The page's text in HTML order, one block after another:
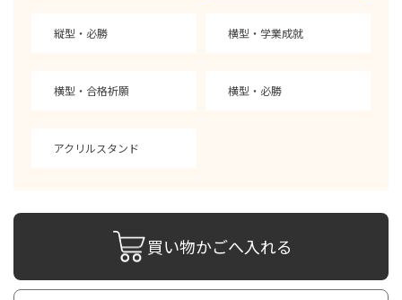
縦型・必勝 横型・学業成就
横型・合格祈願 横型・必勝
アクリルスタンド
買い物かごへ入れる